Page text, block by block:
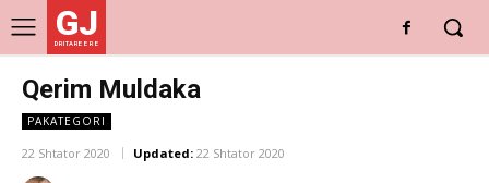
GJ
DRITARE E RE
Qerim Muldaka
PAKATEGORI
22 Shtator 2020 Updated: 22 Shtator 2020